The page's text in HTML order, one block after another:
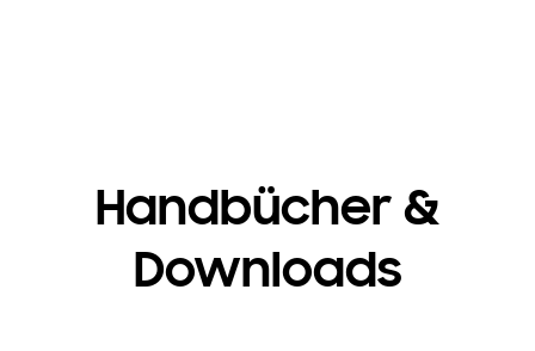
Handbücher &
Downloads